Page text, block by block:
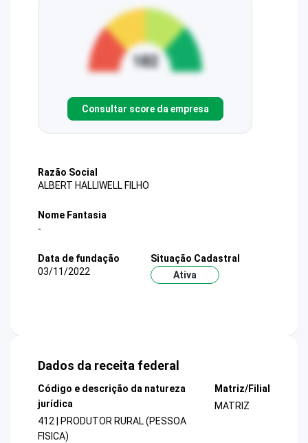
Consultar score da empresa
Razão Social
ALBERT HALLIWELL FILHO
Nome Fantasia
-
Data de fundação
03/11/2022
Situação Cadastral
Ativa
Dados da receita federal
Código e descrição da natureza
jurídica
412 | PRODUTOR RURAL (PESSOA
FISICA)
Matriz/Filial
MATRIZ